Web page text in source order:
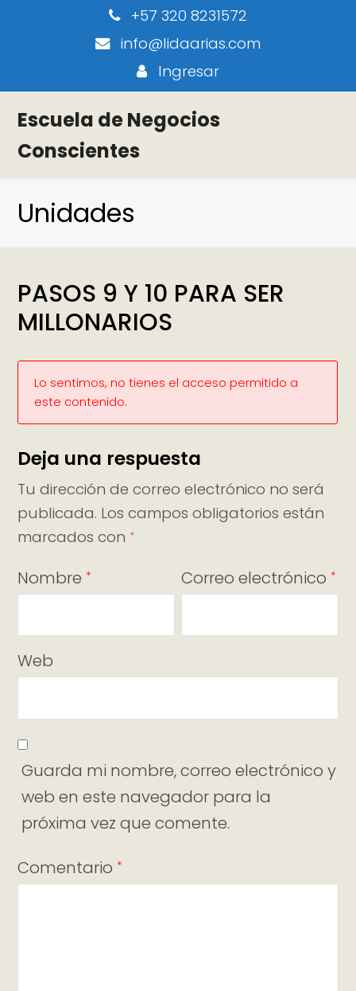
+57 320 8231572
info@lidaarias.com
Ingresar
Escuela de Negocios
Conscientes
Unidades
PASOS 9 Y 10 PARA SER
MILLONARIOS
Lo sentimos, no tienes el acceso permitido a
este contenido.
Deja una respuesta
Tu dirección de correo electrónico no será
publicada. Los campos obligatorios están
marcados con *
Nombre * Correo electrónico *
Web
Guarda mi nombre, correo electrónico y
web en este navegador para la
próxima vez que comente.
Comentario *